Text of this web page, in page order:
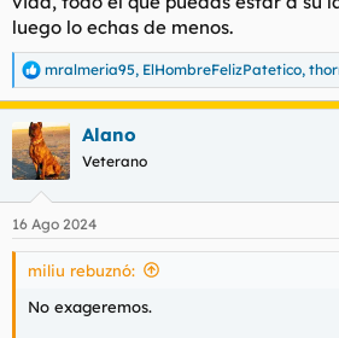
luego lo echas de menos.
R
e
a
c
c
i
e
s
mralmeria95, ElHombreFelizPatetico,
Alano
Veterano
16 Ago 2024
miliu rebuznó:
No exageremos.